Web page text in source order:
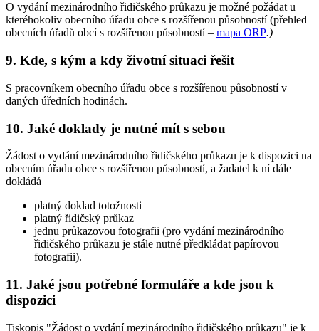
O vydání mezinárodního řidičského průkazu je možné požádat u
kteréhokoliv obecního úřadu obce s rozšířenou působností (přehled
obecních úřadů obcí s rozšířenou působností – mapa ORP.)
9. Kde, s kým a kdy životní situaci řešit
S pracovníkem obecního úřadu obce s rozšířenou působností v
daných úředních hodinách.
10. Jaké doklady je nutné mít s sebou
Žádost o vydání mezinárodního řidičského průkazu je k dispozici na
obecním úřadu obce s rozšířenou působností, a žadatel k ní dále
dokládá
platný doklad totožnosti
platný řidičský průkaz
jednu průkazovou fotografii (pro vydání mezinárodního
řidičského průkazu je stále nutné předkládat papírovou
fotografii).
11. Jaké jsou potřebné formuláře a kde jsou k
dispozici
Tiskopis "Žádost o vydání mezinárodního řidičského průkazu" je k